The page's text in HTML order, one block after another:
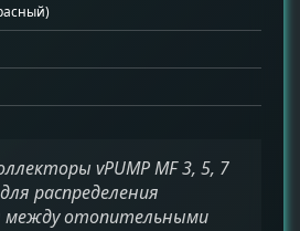
vPUMP MF 3, 5, 7
распределения
между отопительными